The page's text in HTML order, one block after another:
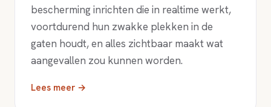
bescherming inrichten die in realtime werkt,
voortdurend hun zwakke plekken in de
gaten houdt, en alles zichtbaar maakt wat
aangevallen zou kunnen worden.
Lees meer →